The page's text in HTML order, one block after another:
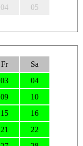
04
05
Fr
Sa
03
04
09
10
15
16
21
22